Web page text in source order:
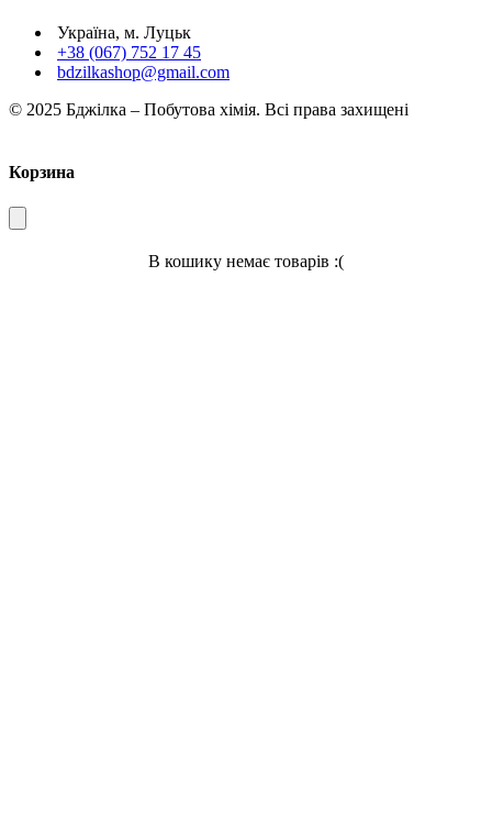
Україна, м. Луцьк
+38 (067) 752 17 45
bdzilkashop@gmail.com
© 2025 Бджілка – Побутова хімія. Всі права захищені
Корзина
В кошику немає товарів :(